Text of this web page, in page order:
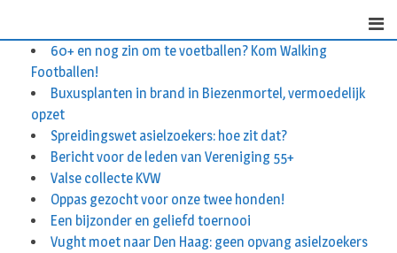
content
60+ en nog zin om te voetballen? Kom Walking
Footballen!
Buxusplanten in brand in Biezenmortel, vermoedelijk
opzet
Spreidingswet asielzoekers: hoe zit dat?
Bericht voor de leden van Vereniging 55+
Valse collecte KVW
Oppas gezocht voor onze twee honden!
Een bijzonder en geliefd toernooi
Vught moet naar Den Haag: geen opvang asielzoekers